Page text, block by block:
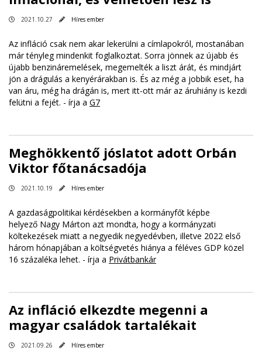
2021.10.27 Híres ember
Az infláció csak nem akar lekerülni a címlapokról, mostanában
már tényleg mindenkit foglalkoztat. Sorra jönnek az újabb és
újabb benzináremelések, megemelték a liszt árát, és mindjárt
jön a drágulás a kenyérárakban is. És az még a jobbik eset, ha
van áru, még ha drágán is, mert itt-ott már az áruhiány is kezdi
felütni a fejét. - írja a G7
Meghökkentő jóslatot adott Orbán
Viktor főtanácsadója
2021.10.19 Híres ember
A gazdaságpolitikai kérdésekben a kormányfőt képbe
helyező Nagy Márton azt mondta, hogy a kormányzati
költekezések miatt a negyedik negyedévben, illetve 2022 első
három hónapjában a költségvetés hiánya a féléves GDP közel
16 százaléka lehet. - írja a Privátbankár
Az infláció elkezdte megenni a
magyar családok tartalékait
2021.09.26 Híres ember